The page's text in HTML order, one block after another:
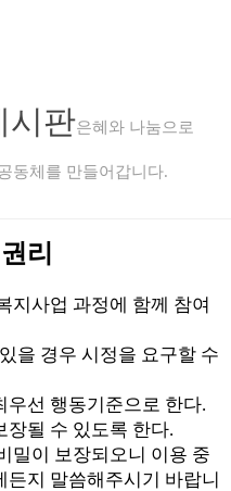
시판은혜와 나눔으로
동체를 만들어갑니다.
리
지사업 과정에 함께 참여
을 경우 시정을 요구할 수
우선 행동기준으로 한다.
장될 수 있도록 한다.
밀이 보장되오니 이용 중
지 말씀해주시기 바랍니